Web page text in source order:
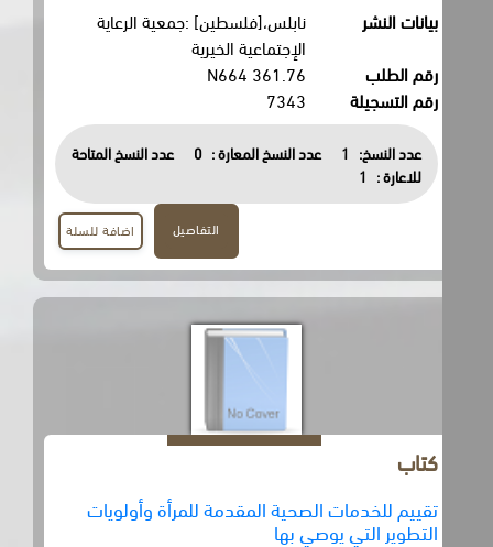
بيانات النشر
نابلس،[فلسطين] :جمعية الرعاية
الإجتماعية الخيرية
رقم الطلب
361.76 N664
رقم التسجيلة
7343
عدد النسخ: 1 عدد النسخ المعارة : 0
عدد النسخ المتاحة
للاعارة :
1
اضافة للسلة
تقييم للخدمات الصحية المقدمة للمرأة وأولويات
التطوير التي يوصي بها